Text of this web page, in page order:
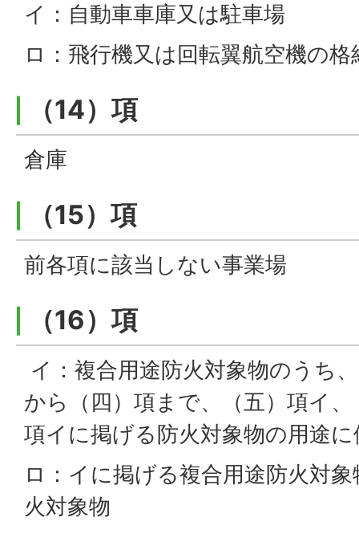
イ：自動車車庫又は駐車場
ロ：飛行機又は回転翼航空機の格
（14）項
倉庫
（15）項
前各項に該当しない事業場
（16）項
イ：複合用途防火対象物のうち
から（四）項まで、（五）項イ
項イに掲げる防火対象物の用途
ロ：イに掲げる複合用途防火対
火対象物